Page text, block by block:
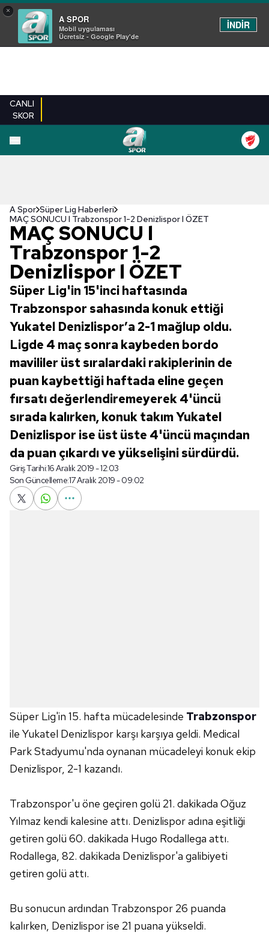
×
A SPOR
Mobil uygulaması
Ücretsiz - Google Play'de
İNDİR
CANLI
SKOR
A Spor Süper Lig Haberleri
MAÇ SONUCU l Trabzonspor 1-2 Denizlispor l ÖZET
MAÇ SONUCU l
Trabzonspor 1-2
Denizlispor l ÖZET
Süper Lig'in 15'inci haftasında
Trabzonspor sahasında konuk ettiği
Yukatel Denizlispor’a 2-1 mağlup oldu.
Ligde 4 maç sonra kaybeden bordo
mavililer üst sıralardaki rakiplerinin de
puan kaybettiği haftada eline geçen
fırsatı değerlendiremeyerek 4'üncü
sırada kalırken, konuk takım Yukatel
Denizlispor ise üst üste 4'üncü maçından
da puan çıkardı ve yükselişini sürdürdü.
Giriş Tarihi:16 Aralık 2019 - 12:03
Son Güncelleme:17 Aralık 2019 - 09:02
Süper Lig'in 15. hafta mücadelesinde Trabzonspor
ile Yukatel Denizlispor karşı karşıya geldi. Medical
Park Stadyumu'nda oynanan mücadeleyi konuk ekip
Denizlispor, 2-1 kazandı.
Trabzonspor'u öne geçiren golü 21. dakikada Oğuz
Yılmaz kendi kalesine attı. Denizlispor adına eşitliği
getiren golü 60. dakikada Hugo Rodallega attı.
Rodallega, 82. dakikada Denizlispor'a galibiyeti
getiren golü attı.
Bu sonucun ardından Trabzonspor 26 puanda
kalırken, Denizlispor ise 21 puana yükseldi.